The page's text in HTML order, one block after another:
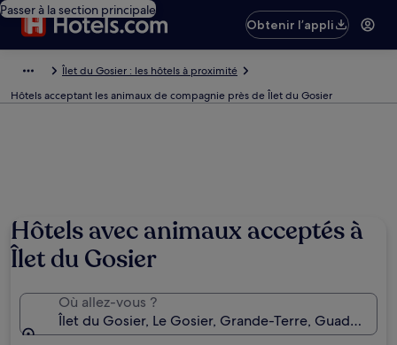
Passer à la section principale
Obtenir l’appli
Îlet du Gosier : les hôtels à proximité
Hôtels acceptant les animaux de compagnie près de Îlet du Gosier
Hôtels avec animaux acceptés à
Îlet du Gosier
Où allez-vous ?
Îlet du Gosier, Le Gosier, Grande-Terre, Guadeloupe